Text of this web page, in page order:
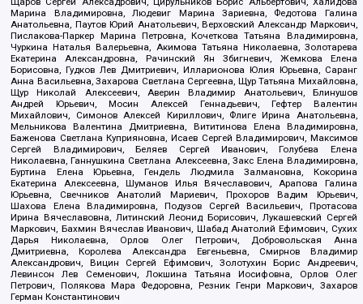
Марина Владимировна, Людевиг Марина Зариевна, Федотова Галина
Анатольевна, Паутов Юрий Анатольевич, Верховский Александр Маркович,
Пислакова-Паркер Марина Петровна, Кочеткова Татьяна Владимировна,
Чуркина Наталья Валерьевна, Акимова Татьяна Николаевна, Золотарева
Екатерина Александровна, Рачинский Ян Збигневич, Жемкова Елена
Борисовна, Гудков Лев Дмитриевич, Илларионова Юлия Юрьевна, Саранг
Анна Васильевна, Захарова Светлана Сергеевна, Щур Татьяна Михайловна,
Щур Николай Алексеевич, Аверин Владимир Анатольевич, Блинушов
Андрей Юрьевич, Мосин Алексей Геннадьевич, Гефтер Валентин
Михайлович, Симонов Алексей Кириллович, Флиге Ирина Анатольевна,
Мельникова Валентина Дмитриевна, Вититинова Елена Владимировна,
Баженова Светлана Куприяновна, Исаев Сергей Владимирович, Максимов
Сергей Владимирович, Беляев Сергей Иванович, Голубева Елена
Николаевна, Ганнушкина Светлана Алексеевна, Закс Елена Владимировна,
Буртина Елена Юрьевна, Гендель Людмила Залмановна, Кокорина
Екатерина Алексеевна, Шуманов Илья Вячеславович, Арапова Галина
Юрьевна, Свечников Анатолий Мариевич, Прохоров Вадим Юрьевич,
Шахова Елена Владимировна, Подузов Сергей Васильевич, Протасова
Ирина Вячеславовна, Литинский Леонид Борисович, Лукашевский Сергей
Маркович, Бахмин Вячеслав Иванович, Шабад Анатолий Ефимович, Сухих
Дарья Николаевна, Орлов Олег Петрович, Добровольская Анна
Дмитриевна, Королева Александра Евгеньевна, Смирнов Владимир
Александрович, Вицин Сергей Ефимович, Золотухин Борис Андреевич,
Левинсон Лев Семенович, Локшина Татьяна Иосифовна, Орлов Олег
Петрович, Полякова Мара Федоровна, Резник Генри Маркович, Захаров
Герман Константинович